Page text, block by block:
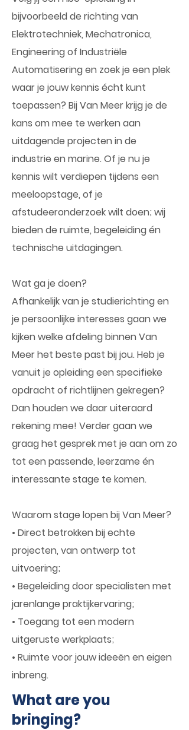
bijvoorbeeld de richting van
Elektrotechniek, Mechatronica,
Engineering of Industriële
Automatisering en zoek je een plek
waar je jouw kennis écht kunt
toepassen? Bij Van Meer krijg je de
kans om mee te werken aan
uitdagende projecten in de
industrie en marine. Of je nu je
kennis wilt verdiepen tijdens een
meeloopstage, of je
afstudeeronderzoek wilt doen; wij
bieden de ruimte, begeleiding én
technische uitdagingen.
Wat ga je doen?
Afhankelijk van je studierichting en
je persoonlijke interesses gaan we
kijken welke afdeling binnen Van
Meer het beste past bij jou. Heb je
vanuit je opleiding een specifieke
opdracht of richtlijnen gekregen?
Dan houden we daar uiteraard
rekening mee! Verder gaan we
graag het gesprek met je aan om zo
tot een passende, leerzame én
interessante stage te komen.
Waarom stage lopen bij Van Meer?
• Direct betrokken bij echte
projecten, van ontwerp tot
uitvoering;
• Begeleiding door specialisten met
jarenlange praktijkervaring;
• Toegang tot een modern
uitgeruste werkplaats;
• Ruimte voor jouw ideeën en eigen
inbreng.
What are you
bringing?